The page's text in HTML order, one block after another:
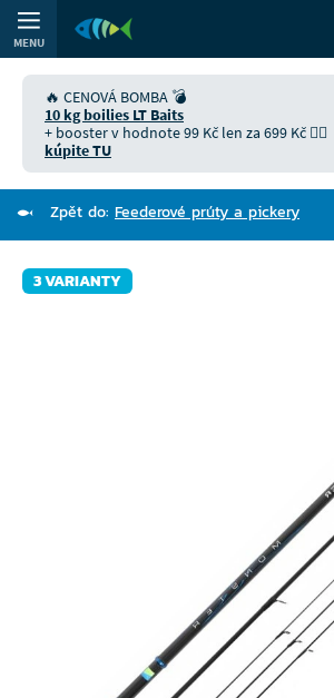
MENU
🔥 CENOVÁ BOMBA 💣
10 kg boilies LT Baits
+ booster v hodnote 99 Kč len za 699 Kč 👉🏻
kúpite TU
Zpět do: Feederové prúty a pickery
3 VARIANTY